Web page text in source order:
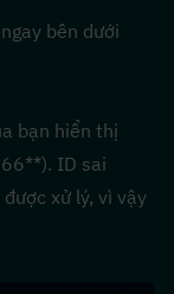
bên dưới
bạn hiển thị
ID sai
xử lý, vì vậy